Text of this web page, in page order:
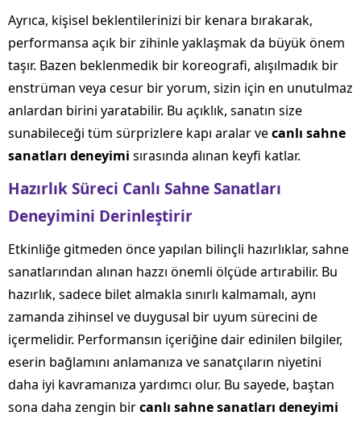
Ayrıca, kişisel beklentilerinizi bir kenara bırakarak,
performansa açık bir zihinle yaklaşmak da büyük önem
taşır. Bazen beklenmedik bir koreografi, alışılmadık bir
enstrüman veya cesur bir yorum, sizin için en unutulmaz
anlardan birini yaratabilir. Bu açıklık, sanatın size
sunabileceği tüm sürprizlere kapı aralar vecanlı sahne
sanatları deneyimi sırasında alınan keyfi katlar.
Hazırlık Süreci Canlı Sahne Sanatları
Deneyimini Derinleştirir
Etkinliğe gitmeden önce yapılan bilinçli hazırlıklar, sahne
sanatlarından alınan hazzı önemli ölçüde artırabilir. Bu
hazırlık, sadece bilet almakla sınırlı kalmamalı, aynı
zamanda zihinsel ve duygusal bir uyum sürecini de
içermelidir. Performansın içeriğine dair edinilen bilgiler,
eserin bağlamını anlamanıza ve sanatçıların niyetini
daha iyi kavramanıza yardımcı olur. Bu sayede, baştan
sona daha zengin bircanlı sahne sanatları deneyimi